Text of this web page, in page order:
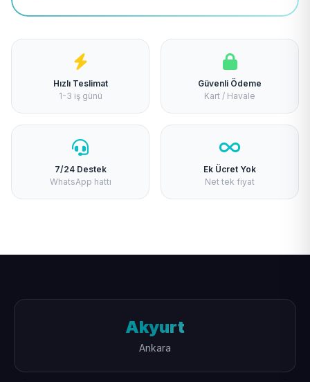
Hızlı Teslimat
1-3 iş günü
Güvenli Ödeme
Kart / Havale
7/24 Destek
WhatsApp hattı
Ek Ücret Yok
Net tek fiyat
Akyurt
Ankara